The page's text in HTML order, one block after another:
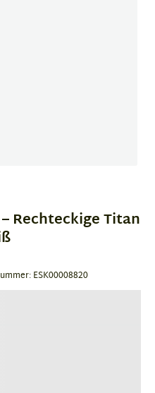
Rechteckige Titan
ESK00008820